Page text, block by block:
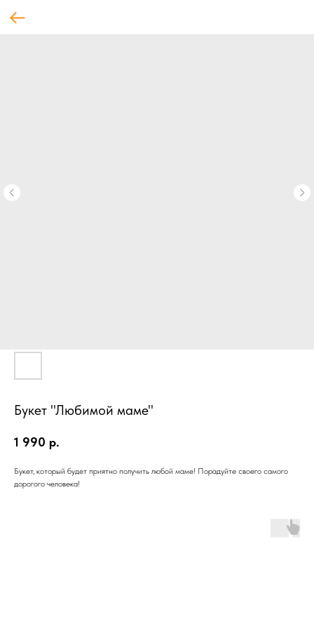
Букет "Любимой маме"
1 990 р.
Букет, который будет приятно получить любой маме! Порадуйте своего самого
дорогого человека!